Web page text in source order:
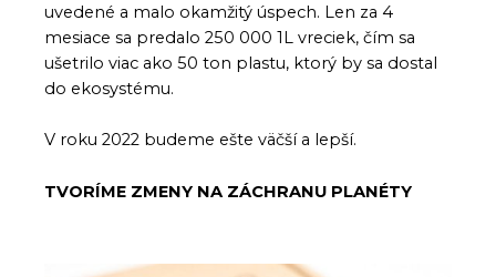
uvedené a malo okamžitý úspech. Len za 4
mesiace sa predalo 250 000 1L vreciek, čím sa
ušetrilo viac ako 50 ton plastu, ktorý by sa dostal
do ekosystému.
V roku 2022 budeme ešte väčší a lepší.
TVORÍME ZMENY NA ZÁCHRANU PLANÉTY